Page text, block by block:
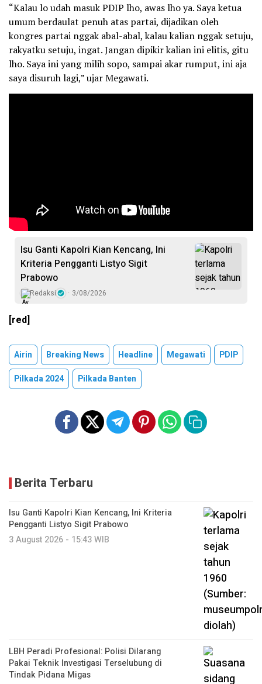
“Kalau lo udah masuk PDIP lho, awas lho ya. Saya ketua
umum berdaulat penuh atas partai, dijadikan oleh
kongres partai nggak abal-abal, kalau kalian nggak setuju,
rakyatku setuju, ingat. Jangan dipikir kalian ini elitis, gitu
lho. Saya ini yang milih sopo, sampai akar rumput, ini aja
saya disuruh lagi,” ujar Megawati.
Isu Ganti Kapolri Kian Kencang, Ini
Kriteria Pengganti Listyo Sigit
Prabowo
Redaksi 3/08/2026
[red]
Airin Breaking News Headline Megawati
PDIP
Pilkada 2024
Pilkada Banten
Berita Terbaru
Isu Ganti Kapolri Kian Kencang, Ini Kriteria
Pengganti Listyo Sigit Prabowo
3 August 2026 - 15:43 WIB
LBH Peradi Profesional: Polisi Dilarang
Pakai Teknik Investigasi Terselubung di
Tindak Pidana Migas